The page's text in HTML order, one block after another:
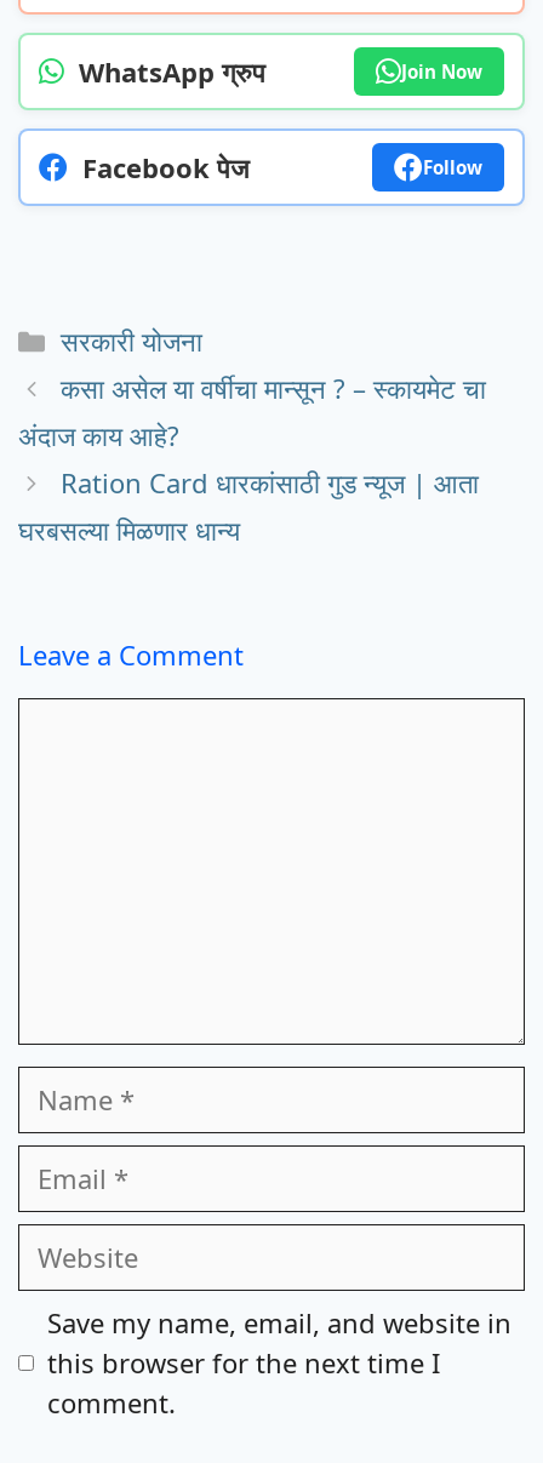
WhatsApp ग्रुप Join Now
Facebook पेज Follow
Categories
सरकारी योजना
कसा असेल या वर्षीचा मान्सून ? – स्कायमेट चा
अंदाज काय आहे?
Ration Card धारकांसाठी गुड न्यूज | आता
घरबसल्या मिळणार धान्य
Leave a Comment
Name
Email
Website
Save my name, email, and website in
this browser for the next time I
comment.